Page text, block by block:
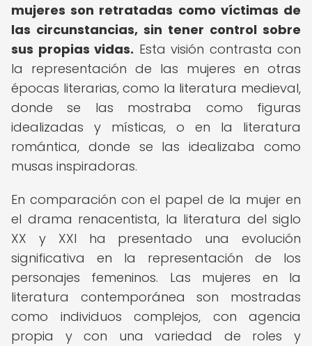
mujeres son retratadas como víctimas de
las circunstancias, sin tener control sobre
sus propias vidas. Esta visión contrasta con
la representación de las mujeres en otras
épocas literarias, como la literatura medieval,
donde se las mostraba como figuras
idealizadas y místicas, o en la literatura
romántica, donde se las idealizaba como
musas inspiradoras.
En comparación con el papel de la mujer en
el drama renacentista, la literatura del siglo
XX y XXI ha presentado una evolución
significativa en la representación de los
personajes femeninos. Las mujeres en la
literatura contemporánea son mostradas
como individuos complejos, con agencia
propia y con una variedad de roles y